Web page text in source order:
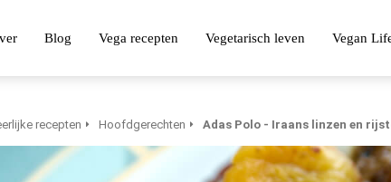
Blog Vega recepten Vegetarisch leven Vegan
recepten Hoofdgerechten Adas Polo - Iraans linzen en